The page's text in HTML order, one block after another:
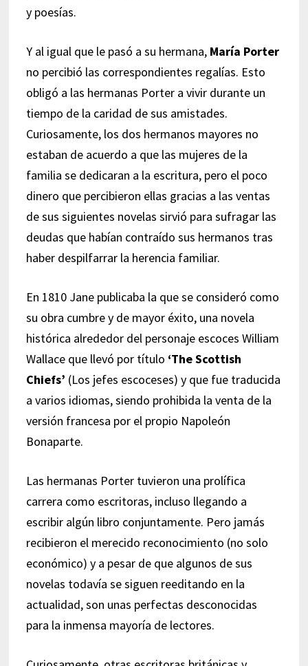
y poesías.
Y al igual que le pasó a su hermana, María Porter
no percibió las correspondientes regalías. Esto
obligó a las hermanas Porter a vivir durante un
tiempo de la caridad de sus amistades.
Curiosamente, los dos hermanos mayores no
estaban de acuerdo a que las mujeres de la
familia se dedicaran a la escritura, pero el poco
dinero que percibieron ellas gracias a las ventas
de sus siguientes novelas sirvió para sufragar las
deudas que habían contraído sus hermanos tras
haber despilfarrar la herencia familiar.
En 1810 Jane publicaba la que se consideró como
su obra cumbre y de mayor éxito, una novela
histórica alrededor del personaje escoces William
Wallace que llevó por título ‘The Scottish
Chiefs’ (Los jefes escoceses) y que fue traducida
a varios idiomas, siendo prohibida la venta de la
versión francesa por el propio Napoleón
Bonaparte.
Las hermanas Porter tuvieron una prolífica
carrera como escritoras, incluso llegando a
escribir algún libro conjuntamente. Pero jamás
recibieron el merecido reconocimiento (no solo
económico) y a pesar de que algunos de sus
novelas todavía se siguen reeditando en la
actualidad, son unas perfectas desconocidas
para la inmensa mayoría de lectores.